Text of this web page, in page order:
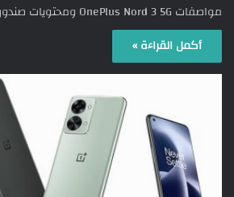
مواصفات OnePlus Nord 3 5G ومحتويات صندوق الهاتف في صور حيّة
أكمل القراءة »